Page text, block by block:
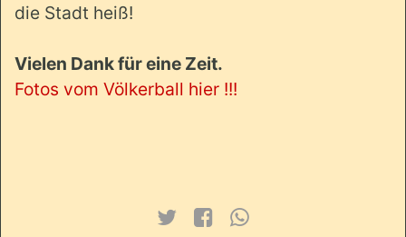
die Stadt heiß!
Vielen Dank für eine Zeit.
Fotos vom Völkerball hier !!!